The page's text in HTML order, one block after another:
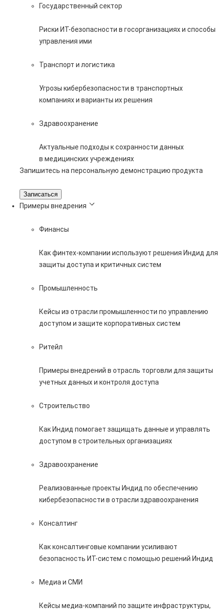
Государственный сектор
Риски ИТ-безопасности в госорганизациях и способы
управления ими
Транспорт и логистика
Угрозы кибербезопасности в транспортных
компаниях и варианты их решения
Здравоохранение
Актуальные подходы к сохранности данных
в медицинских учреждениях
Запишитесь на персональную демонстрацию продукта
Записаться
Примеры внедрения
Финансы
Как финтех-компании используют решения Индид для
защиты доступа и критичных систем
Промышленность
Кейсы из отрасли промышленности по управлению
доступом и защите корпоративных систем
Ритейл
Примеры внедрений в отрасль торговли для защиты
учетных данных и контроля доступа
Строительство
Как Индид помогает защищать данные и управлять
доступом в строительных организациях
Здравоохранение
Реализованные проекты Индид по обеспечению
кибербезопасности в отрасли здравоохранения
Консалтинг
Как консалтинговые компании усиливают
безопасность ИТ-систем с помощью решений Индид
Медиа и СМИ
Кейсы медиа-компаний по защите инфраструктуры,